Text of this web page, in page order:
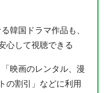
韓国ドラマ作品も、
心して視聴できる
映画のレンタル、漫
の割引」などに利用